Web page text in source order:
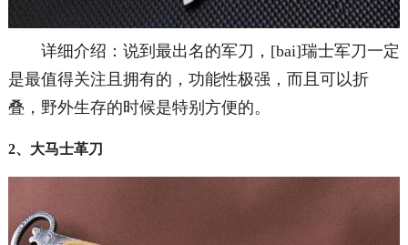
详细介绍：说到最出名的军刀，[bai]瑞士军刀一定
是最值得关注且拥有的，功能性极强，而且可以折
叠，野外生存的时候是特别方便的。
2、大马士革刀